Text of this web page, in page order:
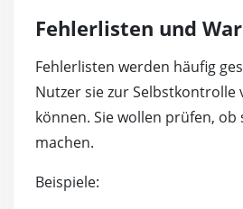
Fehlerlisten und
Fehlerlisten werden häufig
Nutzer sie zur Selbstkontrolle
können. Sie wollen prüfen, ob
machen.
Beispiele: